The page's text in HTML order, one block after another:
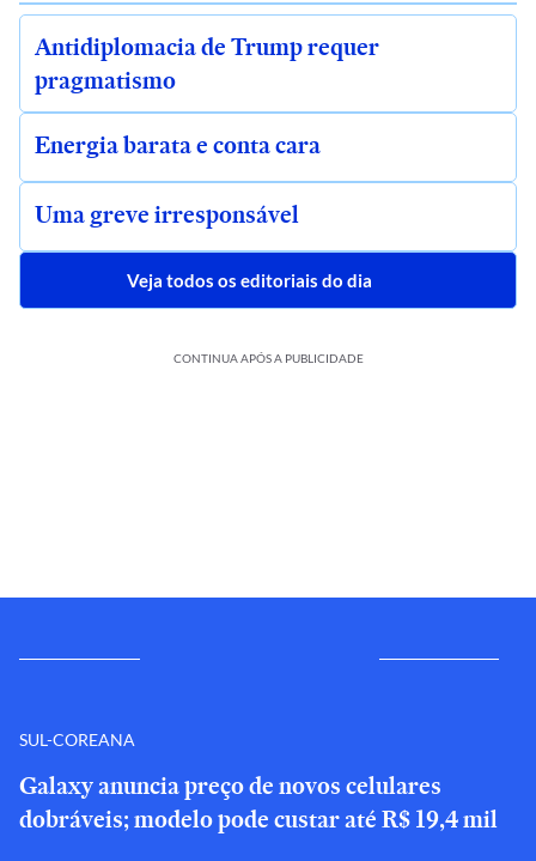
Antidiplomacia de Trump requer
pragmatismo
Energia barata e conta cara
Uma greve irresponsável
Veja todos os editoriais do dia
CONTINUA APÓS A PUBLICIDADE
SUL-COREANA
Galaxy anuncia preço de novos celulares
dobráveis; modelo pode custar até R$ 19,4 mil